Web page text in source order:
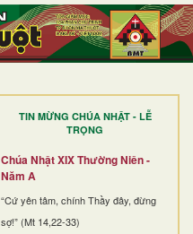
TIN MỪNG CHÚA NHẬT - LỄ
TRỌNG
Chúa Nhật XIX Thường Niên -
Năm A
“Cứ yên tâm, chính Thầy đây, đừng
sợ!” (Mt 14,22-33)